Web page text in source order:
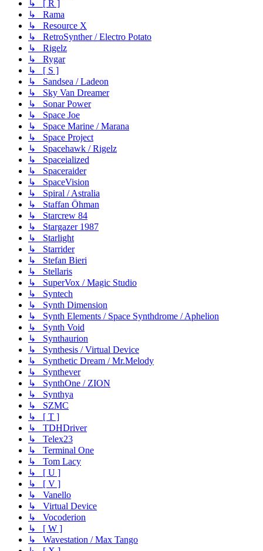
↳ [ R ]
↳ Rama
↳ Resource X
↳ RetroSynther / Electro Potato
↳ Rigelz
↳ Rygar
↳ [ S ]
↳ Sandsea / Ladeon
↳ Sky Van Dreamer
↳ Sonar Power
↳ Space Joe
↳ Space Marine / Marana
↳ Space Project
↳ Spacehawk / Rigelz
↳ Spaceialized
↳ Spaceraider
↳ SpaceVision
↳ Spiral / Astralia
↳ Staffan Öhman
↳ Starcrew 84
↳ Stargazer 1987
↳ Starlight
↳ Starrider
↳ Stefan Bieri
↳ Stellaris
↳ SuperVox / Magic Studio
↳ Syntech
↳ Synth Dimension
↳ Synth Elements / Space Synthdrome / Aphelion
↳ Synth Void
↳ Synthaurion
↳ Synthesis / Virtual Device
↳ Synthetic Dream / Mr.Melody
↳ Synthever
↳ SynthOne / ZION
↳ Synthya
↳ SZMC
↳ [ T ]
↳ TDHDriver
↳ Telex23
↳ Terminal One
↳ Tom Lacy
↳ [ U ]
↳ [ V ]
↳ Vanello
↳ Virtual Device
↳ Vocoderion
↳ [ W ]
↳ Wavestation / Max Tango